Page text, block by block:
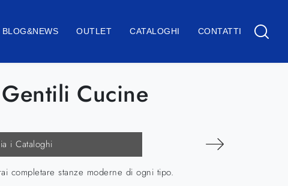
BLOG&NEWS OUTLET CATALOGHI CONTATTI
Cucine
i Cataloghi
completare stanze moderne di ogni tipo.